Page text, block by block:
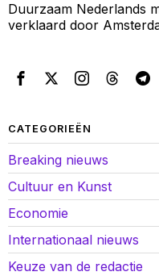
Duurzaam Nederlands
verklaard door
CATEGORIEËN
Breaking nieuws
Cultuur en Kunst
Economie
Internationaal nieuws
Keuze van de redactie